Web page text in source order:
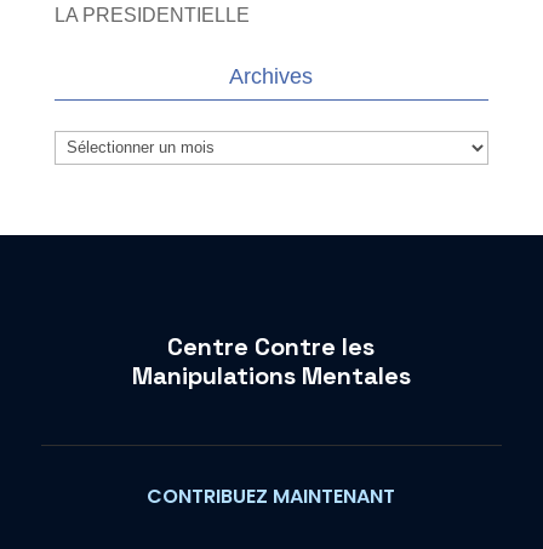
LA PRESIDENTIELLE
Archives
Archives
Centre Contre les
Manipulations Mentales
CONTRIBUEZ MAINTENANT